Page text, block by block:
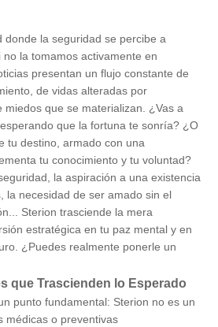
donde la seguridad se percibe a
la tomamos activamente en
presentan un flujo constante de
de vidas alteradas por
miedos que se materializan. ¿Vas a
que la fortuna te sonría? ¿O
tu destino, armado con una
tu conocimiento y tu voluntad?
la aspiración a una existencia
la necesidad de ser amado sin el
Sterion trasciende la mera
estratégica en tu paz mental y en
¿Puedes realmente ponerle un
que Trascienden lo Esperado
punto fundamental: Sterion no es un
médicas o preventivas